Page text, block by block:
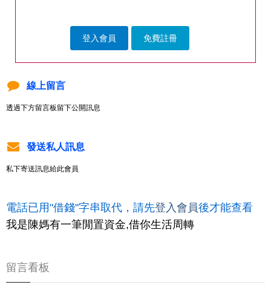
登入會員 免費註冊
線上留言
透過下方留言板留下公開訊息
發送私人訊息
私下寄送訊息給此會員
電話已用"借錢"字串取代，請先登入會員後才能查看
我是陳媽有一筆閒置資金,借你生活周轉
留言看板